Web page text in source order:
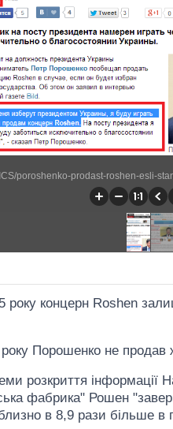
poroshenko-prodast-roshen-esli-
концерн Roshen
Порошенко не продав
розкриття інформації
фабрика" Рошен
в 8,9 рази більше в